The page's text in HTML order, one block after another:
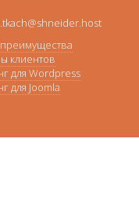
клиентов
для Wordpress
для Joomla